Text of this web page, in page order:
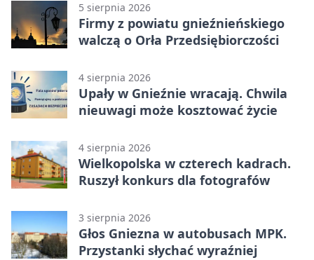
5 sierpnia 2026
Firmy z powiatu gnieźnieńskiego
walczą o Orła Przedsiębiorczości
4 sierpnia 2026
Upały w Gnieźnie wracają. Chwila
nieuwagi może kosztować życie
4 sierpnia 2026
Wielkopolska w czterech kadrach.
Ruszył konkurs dla fotografów
3 sierpnia 2026
Głos Gniezna w autobusach MPK.
Przystanki słychać wyraźniej